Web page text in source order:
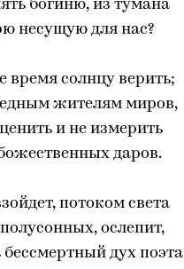
богиню, из тумана
несущую для нас?
время солнцу верить;
жителям миров,
и не измерить
даров.
потоком света
ослепит,
дух поэта